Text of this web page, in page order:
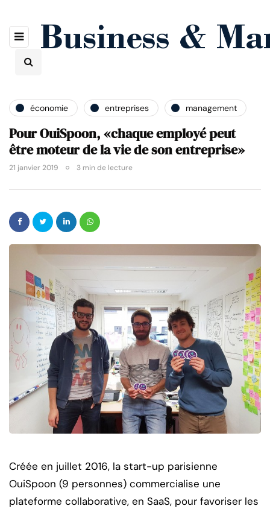
économie entreprises management
Pour OuiSpoon, «chaque employé peut
être moteur de la vie de son entreprise»
21 janvier 2019 3 min de lecture
Créée en juillet 2016, la start-up parisienne
OuiSpoon (9 personnes) commercialise une
plateforme collaborative, en SaaS, pour favoriser les